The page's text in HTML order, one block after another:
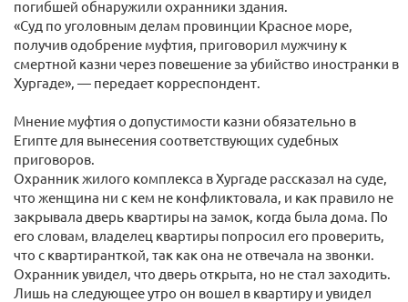
погибшей обнаружили охранники здания.
«Суд по уголовным делам провинции Красное море,
получив одобрение муфтия, приговорил мужчину к
смертной казни через повешение за убийство иностранки в
Хургаде», — передает корреспондент.
Мнение муфтия о допустимости казни обязательно в
Египте для вынесения соответствующих судебных
приговоров.
Охранник жилого комплекса в Хургаде рассказал на суде,
что женщина ни с кем не конфликтовала, и как правило не
закрывала дверь квартиры на замок, когда была дома. По
его словам, владелец квартиры попросил его проверить,
что с квартиранткой, так как она не отвечала на звонки.
Охранник увидел, что дверь открыта, но не стал заходить.
Лишь на следующее утро он вошел в квартиру и увидел